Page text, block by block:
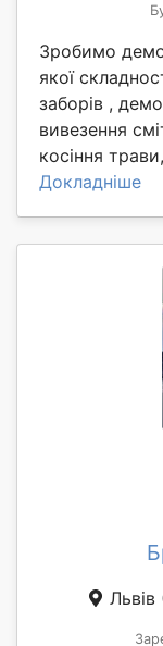
Зробимо
якої
заборів ,
вивезення
косіння
Докладніше
Львів